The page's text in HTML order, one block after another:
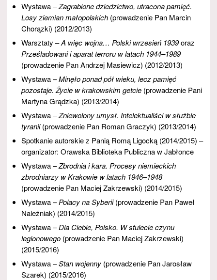
Wystawa –Zagrabione dziedzictwo, utracona pamięć.
Losy ziemian małopolskich (prowadzenie Pan Marcin
Chorązki) (2012/2013)
Warsztaty –A więc wojna… Polski wrzesień 1939oraz
Prześladowani i aparat terroru w latach 1944–1989
(prowadzenie Pan Andrzej Masiewicz) (2012/2013)
Wystawa –Minęło ponad pół wieku, lecz pamięć
pozostaje. Życie w krakowskim getcie (prowadzenie Pani
Martyna Grądzka) (2013/2014)
Wystawa –Zniewolony umysł. Intelektualiści w służbie
tyranii(prowadzenie Pan Roman Graczyk) (2013/2014)
Spotkanie autorskie z Panią Romą Ligocką (2014/2015) –
organizator: Orawska Biblioteka Publiczna w Jabłonce
Wystawa –Zbrodnia i kara. Procesy niemieckich
zbrodniarzy w Krakowie w latach 1946–1948
(prowadzenie Pan Maciej Zakrzewski) (2014/2015)
Wystawa –Polacy na Syberii(prowadzenie Pan Paweł
Naleźniak) (2014/2015)
Wystawa –Dla Ciebie, Polsko. W stulecie czynu
legionowego (prowadzenie Pan Maciej Zakrzewski)
(2015/2016)
Wystawa –Stan wojenny (prowadzenie Pan Jarosław
Szarek) (2015/2016)